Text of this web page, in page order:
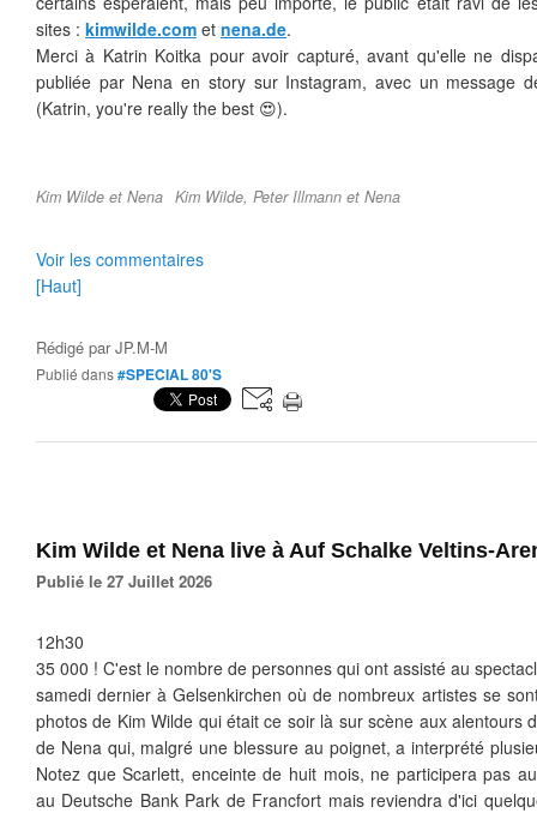
sites : kimwilde.com et nena.de.
Merci à Katrin Koitka pour avoir capturé, avant qu'elle ne
publiée par Nena en story sur Instagram, avec un message
(Katrin, you're really the best 😍).
Kim Wilde et Nena Kim Wilde, Peter Illmann et Nena
Voir les commentaires
[Haut]
Rédigé parJP.M-M
Publié dans#SPECIAL 80'S
Kim Wilde et Nena live à Auf Schalke Veltins-
Publié le 27 Juillet 2026
12h30
35 000 ! C'est le nombre de personnes qui ont assisté au
samedi dernier à Gelsenkirchen où de nombreux artistes se
photos de Kim Wilde qui était ce soir là sur scène aux alentours
de Nena qui, malgré une blessure au poignet, a interprété
Notez que Scarlett, enceinte de huit mois, ne participera pas
au Deutsche Bank Park de Francfort mais reviendra d'ici